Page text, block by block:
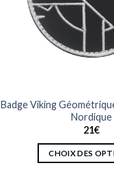
Badge Viking
Nordique
21€
CHOIX DES